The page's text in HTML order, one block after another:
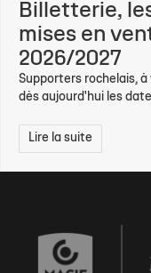
Billetterie,
mises en
2026/2027
Supporters rochelais,
dès aujourd'hui les
Lire la suite